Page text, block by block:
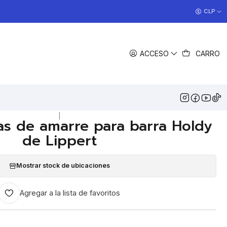
ACCESO CARRO
CLP
AL CARRO COMPRAR AHORA
se instalan en el riel Holdy de Lippert
de amarre para barra Holdy
de Lippert
Mostrar stock de ubicaciones
Agregar a la lista de favoritos